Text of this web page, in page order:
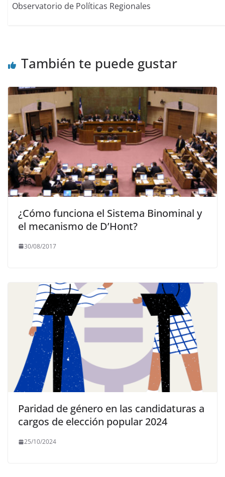
Observatorio de Políticas Regionales
También te puede gustar
¿Cómo funciona el Sistema Binominal y
el mecanismo de D’Hont?
30/08/2017
Paridad de género en las candidaturas a
cargos de elección popular 2024
25/10/2024